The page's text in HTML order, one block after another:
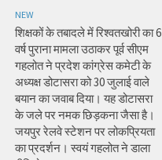
NEW
शिक्षकों के तबादले में रिश्वतखोरी का 6
वर्ष पुराना मामला उठाकर पूर्व सीएम
गहलोत ने प्रदेश कांग्रेस कमेटी के
अध्यक्ष डोटासरा को 30 जुलाई वाले
बयान का जवाब दिया। यह डोटासरा
के जले पर नमक छिड़कना जैसा है।
जयपुर रेलवे स्टेशन पर लोकप्रियता
का प्रदर्शन। स्वयं गहलोत ने डाला